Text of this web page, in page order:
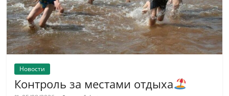
Новости
Контроль за местами отдыха